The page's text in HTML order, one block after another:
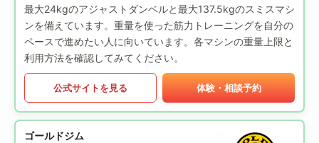
最大24kgのアジャストダンベルと最大137.5kgのスミスマシ
ンを備えています。重量を使った筋力トレーニングを自分の
ペースで進めたい人に向いています。各マシンの重量上限と
利用方法を確認してみてください。
公式サイトを見る 体験・相談予約
ゴールドジム